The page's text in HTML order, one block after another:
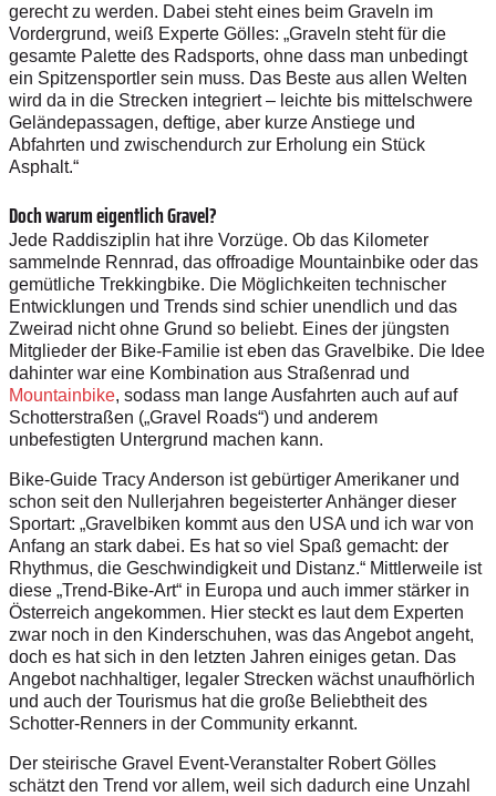
gerecht zu werden. Dabei steht eines beim Graveln im
Vordergrund, weiß Experte Gölles: „Graveln steht für die
gesamte Palette des Radsports, ohne dass man unbedingt
ein Spitzensportler sein muss. Das Beste aus allen Welten
wird da in die Strecken integriert – leichte bis mittelschwere
Geländepassagen, deftige, aber kurze Anstiege und
Abfahrten und zwischendurch zur Erholung ein Stück
Asphalt.“
Doch warum eigentlich Gravel?
Jede Raddisziplin hat ihre Vorzüge. Ob das Kilometer
sammelnde Rennrad, das offroadige Mountainbike oder das
gemütliche Trekkingbike. Die Möglichkeiten technischer
Entwicklungen und Trends sind schier unendlich und das
Zweirad nicht ohne Grund so beliebt. Eines der jüngsten
Mitglieder der Bike-Familie ist eben das Gravelbike. Die Idee
dahinter war eine Kombination aus Straßenrad und
Mountainbike, sodass man lange Ausfahrten auch auf auf
Schotterstraßen („Gravel ­Roads“) und anderem
unbefestigten Untergrund machen kann.
Bike-Guide Tracy Anderson ist gebürtiger Amerikaner und
schon seit den Nullerjahren begeisterter Anhänger dieser
Sportart: „Gravelbiken kommt aus den USA und ich war von
Anfang an stark dabei. Es hat so viel Spaß gemacht: der
Rhythmus, die Geschwindigkeit und Distanz.“ Mittlerweile ist
diese „Trend-Bike-Art“ in Europa und auch immer stärker in
Österreich angekommen. Hier steckt es laut dem Experten
zwar noch in den Kinderschuhen, was das Angebot angeht,
doch es hat sich in den letzten Jahren einiges getan. Das
Angebot nachhaltiger, legaler Strecken wächst unaufhörlich
und auch der Tourismus hat die große Beliebtheit des
Schotter-Renners in der Community erkannt.
Der steirische Gravel Event-­Veranstalter Robert Gölles
schätzt den Trend vor allem, weil sich dadurch eine Unzahl